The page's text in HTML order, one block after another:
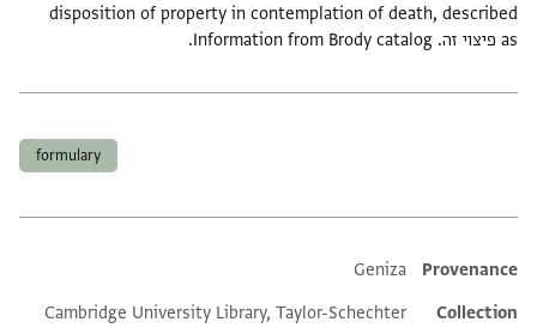
disposition of property in contemplation of death, described
as פיצוי זה. Information from Brody catalog.
formulary
Additional metadata
Provenance
Geniza
Collection
Cambridge University Library, Taylor-Schechter